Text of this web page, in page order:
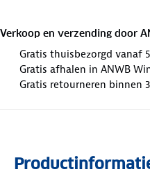
Verkoop en verzending door
Gratis thuisbezorgd vanaf
Gratis afhalen in ANWB
Gratis retourneren binnen